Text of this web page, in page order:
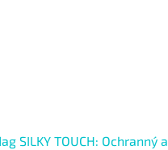
SILKY TOUCH: Ochranný a